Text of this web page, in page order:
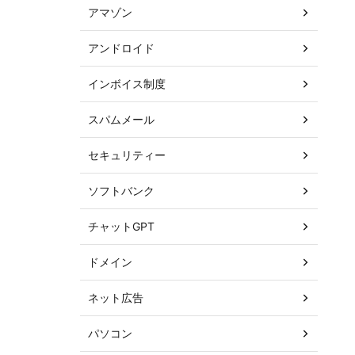
アマゾン
アンドロイド
インボイス制度
スパムメール
セキュリティー
ソフトバンク
チャットGPT
ドメイン
ネット広告
パソコン